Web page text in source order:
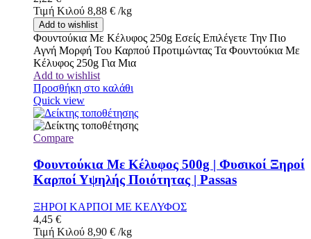
Τιμή Κιλού 8,88 € /kg
Add to wishlist
Φουντούκια Με Κέλυφος 250g Εσείς Επιλέγετε Την Πιο
Αγνή Μορφή Του Καρπού Προτιμώντας Τα Φουντούκια Με
Κέλυφος 250g Για Μια
Add to wishlist
Προσθήκη στο καλάθι
Quick view
Compare
Φουντούκια Με Κέλυφος 500g | Φυσικοί Ξηροί
Καρποί Υψηλής Ποιότητας | Passas
ΞΗΡΟΙ ΚΑΡΠΟΙ ΜΕ ΚΕΛΥΦΟΣ
4,45 €
Τιμή Κιλού 8,90 € /kg